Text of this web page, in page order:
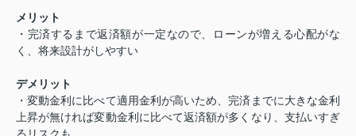
メリット
・完済するまで返済額が一定なので、ローンが増える心配がな
く、将来設計がしやすい
デメリット
・変動金利に比べて適用金利が高いため、完済までに大きな金利
上昇が無ければ変動金利に比べて返済額が多くなり、支払いすぎ